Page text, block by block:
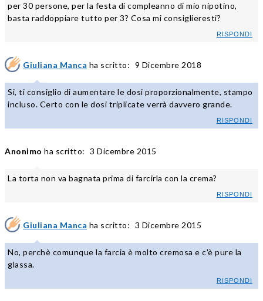
per 30 persone, per la festa di compleanno di mio nipotino,
basta raddoppiare tutto per 3? Cosa mi consiglieresti?
RISPONDI
Giuliana Manca ha scritto: 9 Dicembre 2018
Si, ti consiglio di aumentare le dosi proporzionalmente, stampo
incluso. Certo con le dosi triplicate verrà davvero grande.
RISPONDI
Anonimo ha scritto: 3 Dicembre 2015
La torta non va bagnata prima di farcirla con la crema?
RISPONDI
Giuliana Manca ha scritto: 3 Dicembre 2015
No, perchè comunque la farcia è molto cremosa e c'è pure la
glassa.
RISPONDI